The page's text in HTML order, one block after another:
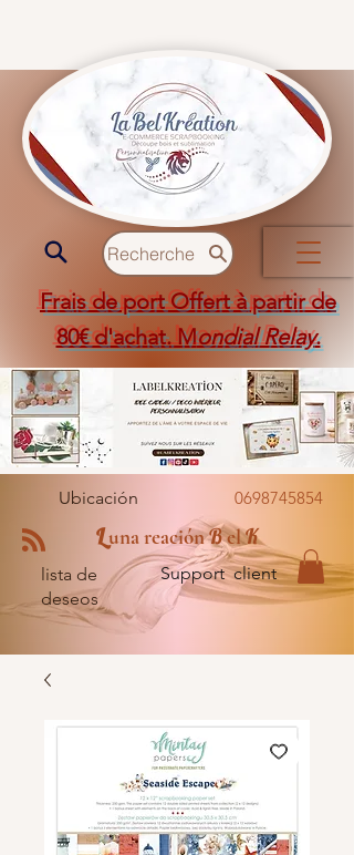
Recherche
Frais de port Offert à partir de
80€ d'achat. Mondial Relay.
Ubicación 0698745854
Luna reaciónBelK
lista de
deseos
Support client